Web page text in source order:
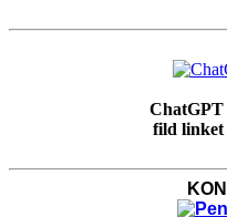
ChatGPT
fild linket